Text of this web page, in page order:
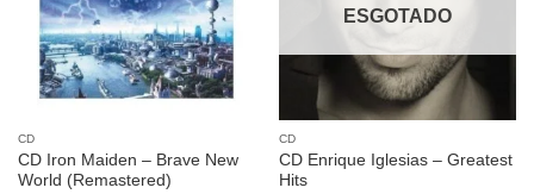
CD
CD Iron Maiden – Brave New
World (Remastered)
ESGOTADO
CD
CD Enrique Iglesias – Greatest
Hits